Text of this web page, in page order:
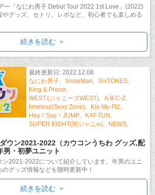
ー「なにわ男子 Debut Tour 2022 1st Love」(2022)
やグッズ、セトリ、レポなど、初心者でも楽しめる
続きを読む
最終更新日: 2022.12.08
なにわ男子
SnowMan
SixTONES
King & Prince
WEST.(ジャニーズWEST)
A.B.C-Z
timelesz(Sexy Zone)
Kis-My-Ft2
Hey！Say！JUMP
KAT-TUN
SUPER EIGHT(関ジャニ∞)
NEWS
ウン2021-2022（カウコンうちわ グッズ,配
男・初夢ユニット
ン2021-2022について紹介しています。年男のユニ
グッズ情報などを随時更新中！
続きを読む